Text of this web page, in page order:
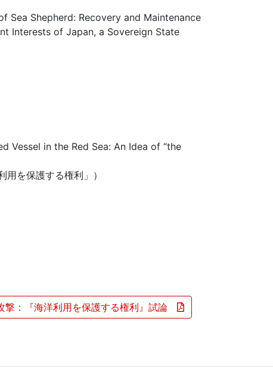
Sea Shepherd: Recovery and Maintenance
Interests of Japan, a Sovereign State
Vessel in the Red Sea: An Idea of “the
を保護する権利」）
撃：『海洋利用を保護する権利』試論